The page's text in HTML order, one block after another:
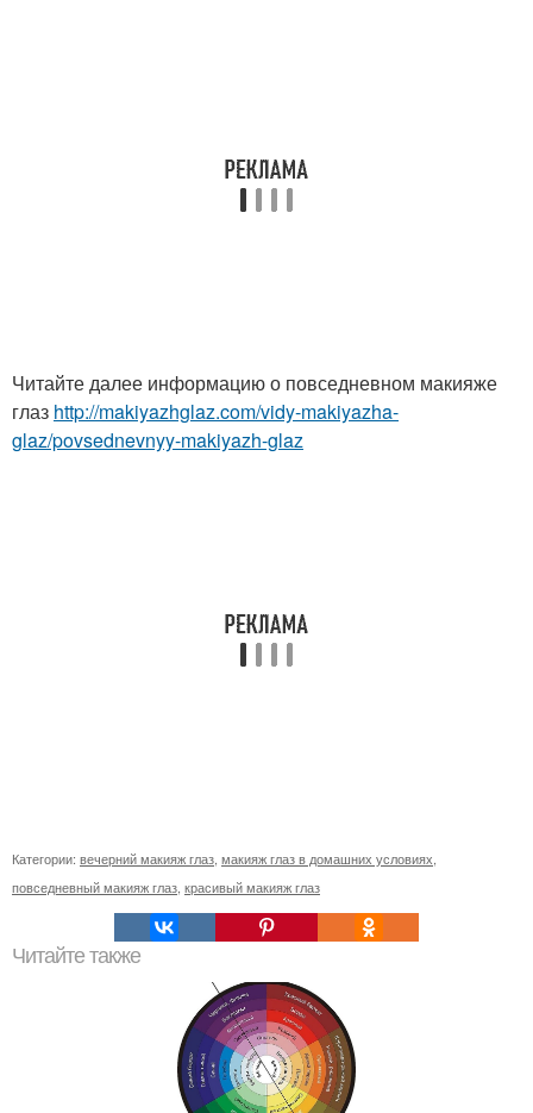
Читайте далее информацию о повседневном макияже
глаз http://makiyazhglaz.com/vidy-makiyazha-
glaz/povsednevnyy-makiyazh-glaz
Категории: вечерний макияж глаз макияж глаз в домашних условиях
повседневный макияж глаз красивый макияж глаз
Читайте также